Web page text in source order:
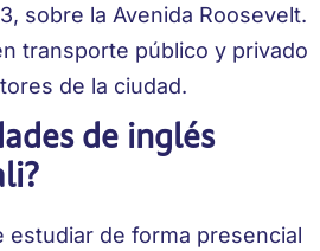
sobre la Avenida Roosevelt.
transporte público y privado
de la ciudad.
de inglés
estudiar de forma presencial